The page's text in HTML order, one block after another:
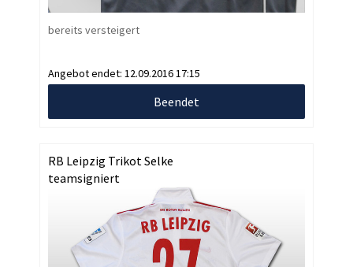
bereits versteigert
Angebot endet: 12.09.2016 17:15
Beendet
RB Leipzig Trikot Selke
teamsigniert